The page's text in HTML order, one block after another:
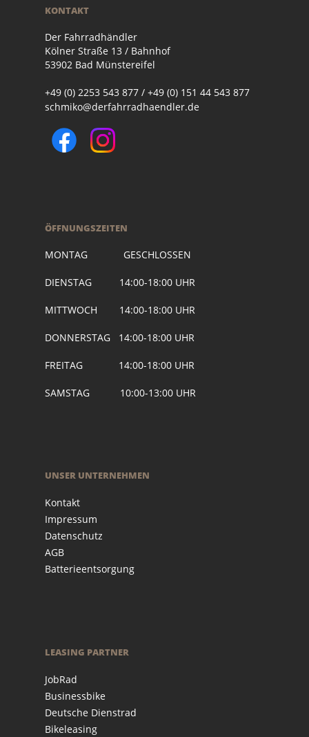
KONTAKT
Der Fahrradhändler
Kölner Straße 13 / Bahnhof
53902 Bad Münstereifel
+49 (0) 2253 543 877 / +49 (0) 151 44 543 877
schmiko@derfahrradhaendler.de
ÖFFNUNGSZEITEN
MONTAG GESCHLOSSEN
DIENSTAG 14:00-18:00 UHR
MITTWOCH 14:00-18:00 UHR
DONNERSTAG 14:00-18:00 UHR
FREITAG 14:00-18:00 UHR
SAMSTAG 10:00-13:00 UHR
UNSER UNTERNEHMEN
Kontakt
Impressum
Datenschutz
AGB
Batterieentsorgung
LEASING PARTNER
JobRad
Businessbike
Deutsche Dienstrad
Bikeleasing